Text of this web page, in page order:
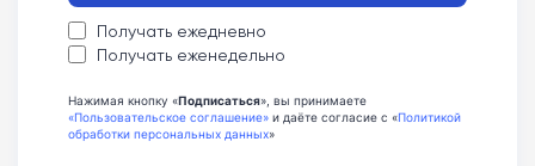
Получать ежедневно
Получать еженедельно
Нажимая кнопку «Подписаться», вы принимаете
«Пользовательское соглашение» и даёте согласие с «Политикой
обработки персональных данных»